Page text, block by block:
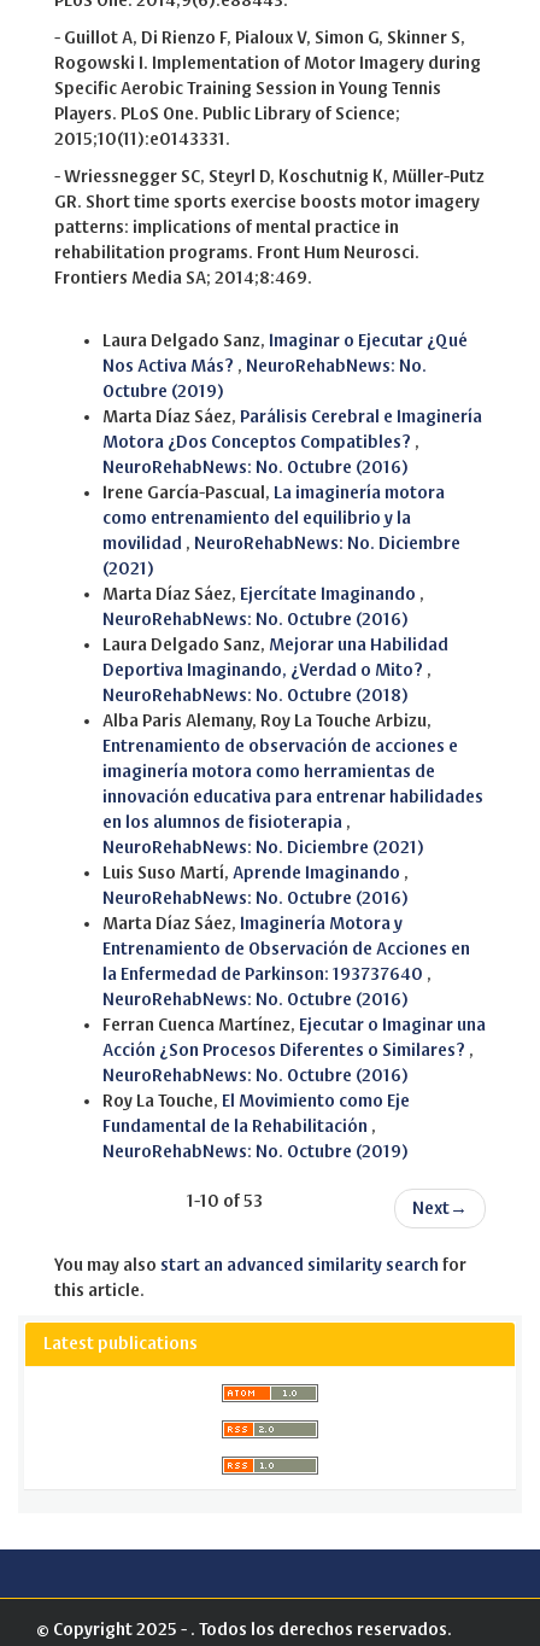
- Guillot A, Di Rienzo F, Pialoux V, Simon G, Skinner S,
Rogowski I. Implementation of Motor Imagery during
Specific Aerobic Training Session in Young Tennis
Players. PLoS One. Public Library of Science;
2015;10(11):e0143331.
- Wriessnegger SC, Steyrl D, Koschutnig K, Müller-Putz
GR. Short time sports exercise boosts motor imagery
patterns: implications of mental practice in
rehabilitation programs. Front Hum Neurosci.
Frontiers Media SA; 2014;8:469.
Laura Delgado Sanz, Imaginar o Ejecutar ¿Qué
Nos Activa Más? , NeuroRehabNews: No.
Octubre (2019)
Marta Díaz Sáez, Parálisis Cerebral e Imaginería
Motora ¿Dos Conceptos Compatibles? ,
NeuroRehabNews: No. Octubre (2016)
Irene García-Pascual, La imaginería motora
como entrenamiento del equilibrio y la
movilidad , NeuroRehabNews: No. Diciembre
(2021)
Marta Díaz Sáez, Ejercítate Imaginando ,
NeuroRehabNews: No. Octubre (2016)
Laura Delgado Sanz, Mejorar una Habilidad
Deportiva Imaginando, ¿Verdad o Mito? ,
NeuroRehabNews: No. Octubre (2018)
Alba Paris Alemany, Roy La Touche Arbizu,
Entrenamiento de observación de acciones e
imaginería motora como herramientas de
innovación educativa para entrenar habilidades
en los alumnos de fisioterapia ,
NeuroRehabNews: No. Diciembre (2021)
Luis Suso Martí, Aprende Imaginando ,
NeuroRehabNews: No. Octubre (2016)
Marta Díaz Sáez, Imaginería Motora y
Entrenamiento de Observación de Acciones en
la Enfermedad de Parkinson: 193737640 ,
NeuroRehabNews: No. Octubre (2016)
Ferran Cuenca Martínez, Ejecutar o Imaginar una
Acción ¿Son Procesos Diferentes o Similares? ,
NeuroRehabNews: No. Octubre (2016)
Roy La Touche, El Movimiento como Eje
Fundamental de la Rehabilitación ,
NeuroRehabNews: No. Octubre (2019)
1-10 of 53 Next →
You may also start an advanced similarity search for
this article.
Latest publications
© Copyright 2025 - . Todos los derechos reservados.